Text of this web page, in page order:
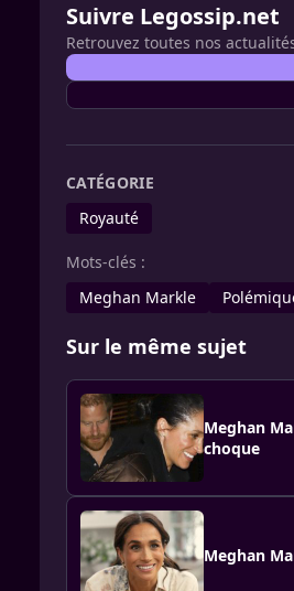
Suivre Legossip.net
Retrouvez toutes nos
CATÉGORIE
Royauté
Mots-clés :
Meghan Markle
Sur le même sujet
Meghan
choque
Meghan